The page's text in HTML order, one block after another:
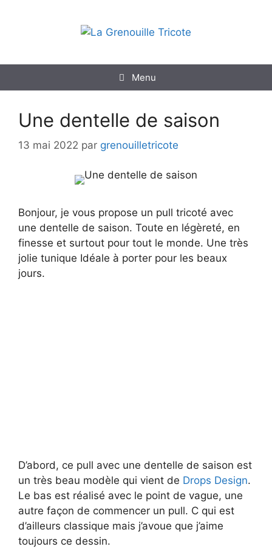
Menu
Une dentelle de saison
13 mai 2022 par grenouilletricote
Bonjour, je vous propose un pull tricoté avec
une dentelle de saison. Toute en légèreté, en
finesse et surtout pour tout le monde. Une très
jolie tunique Idéale à porter pour les beaux
jours.
D’abord, ce pull avec une dentelle de saison est
un très beau modèle qui vient de Drops Design.
Le bas est réalisé avec le point de vague, une
autre façon de commencer un pull. C qui est
d’ailleurs classique mais j’avoue que j’aime
toujours ce dessin.